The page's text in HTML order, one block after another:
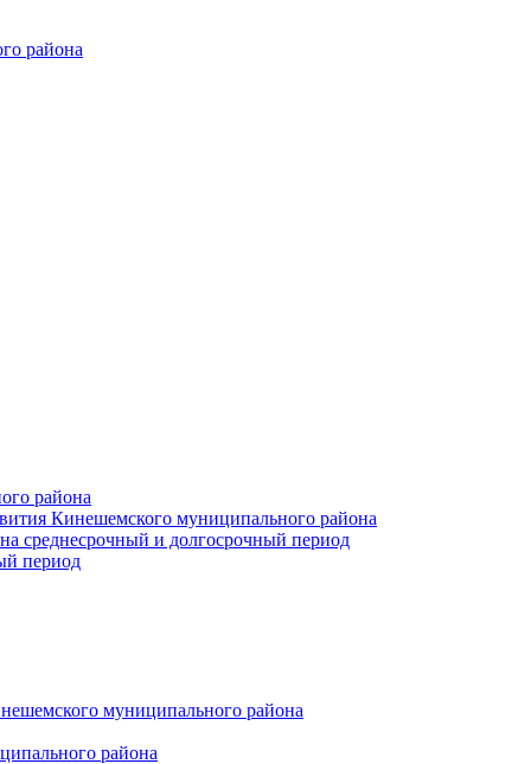
района
района
Кинешемского муниципального района
среднесрочный и долгосрочный период
период
муниципального района
района